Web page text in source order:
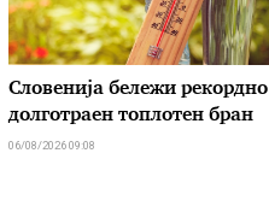
Словенија бележи рекордно
долготраен топлотен бран
06/08/2026 09:08